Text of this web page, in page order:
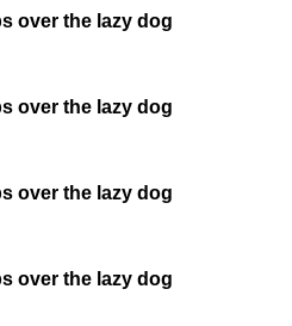
over the lazy dog
over the lazy dog
over the lazy dog
over the lazy dog